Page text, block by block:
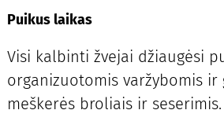
Puikus laikas
Visi kalbinti žvejai džiaugėsi
organizuotomis varžybomis ir
meškerės broliais ir seserimis.